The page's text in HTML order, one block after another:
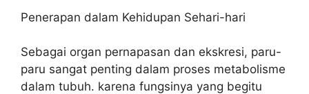
Penerapan dalam Kehidupan Sehari-hari
Sebagai organ pernapasan dan ekskresi, paru-
paru sangat penting dalam proses metabolisme
dalam tubuh. karena fungsinya yang begitu